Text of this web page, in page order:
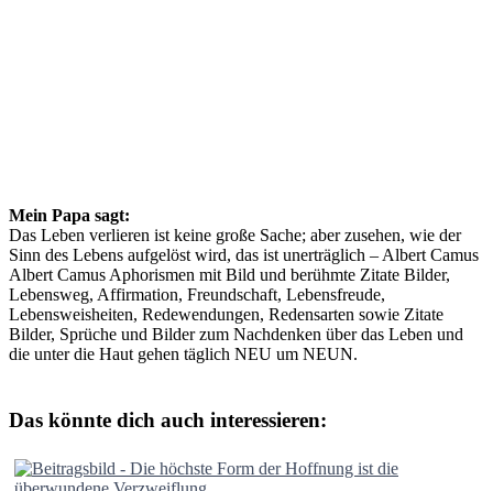
Mein Papa sagt:
Das Leben verlieren ist keine große Sache; aber zusehen, wie der
Sinn des Lebens aufgelöst wird, das ist unerträglich – Albert Camus
Albert Camus Aphorismen mit Bild und berühmte Zitate Bilder,
Lebensweg, Affirmation, Freundschaft, Lebensfreude,
Lebensweisheiten, Redewendungen, Redensarten sowie Zitate
Bilder, Sprüche und Bilder zum Nachdenken über das Leben und
die unter die Haut gehen täglich NEU um NEUN.
Das könnte dich auch interessieren: